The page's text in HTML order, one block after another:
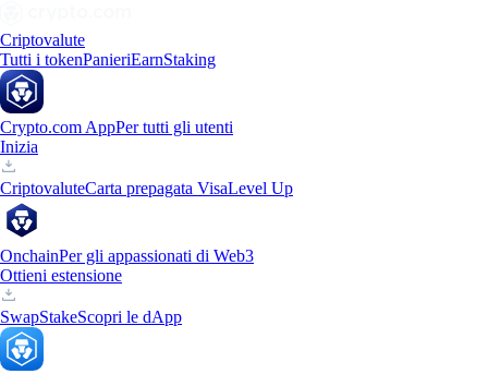
Criptovalute
Tutti i tokenPanieriEarnStaking
Crypto.com AppPer tutti gli utenti
Inizia
CriptovaluteCarta prepagata VisaLevel Up
OnchainPer gli appassionati di Web3
Ottieni estensione
SwapStakeScopri le dApp